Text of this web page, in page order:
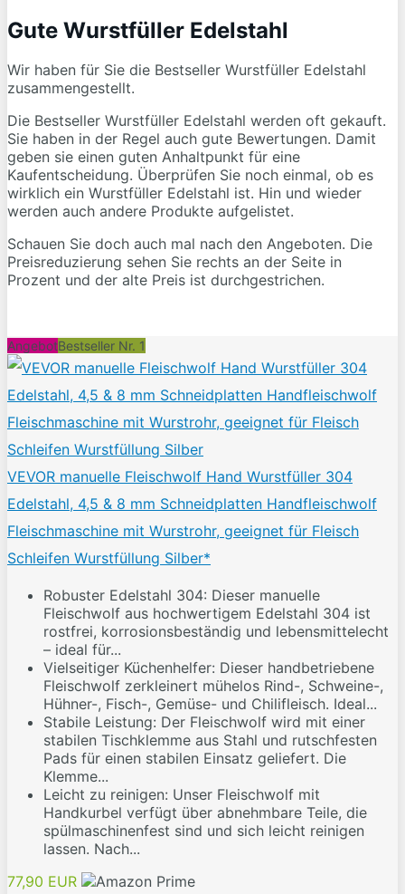
Gute Wurstfüller Edelstahl
Wir haben für Sie die Bestseller Wurstfüller Edelstahl
zusammengestellt.
Die Bestseller Wurstfüller Edelstahl werden oft gekauft.
Sie haben in der Regel auch gute Bewertungen. Damit
geben sie einen guten Anhaltpunkt für eine
Kaufentscheidung. Überprüfen Sie noch einmal, ob es
wirklich ein Wurstfüller Edelstahl ist. Hin und wieder
werden auch andere Produkte aufgelistet.
Schauen Sie doch auch mal nach den Angeboten. Die
Preisreduzierung sehen Sie rechts an der Seite in
Prozent und der alte Preis ist durchgestrichen.
AngebotBestseller Nr. 1
VEVOR manuelle Fleischwolf Hand Wurstfüller 304
Edelstahl, 4,5 & 8 mm Schneidplatten Handfleischwolf
Fleischmaschine mit Wurstrohr, geeignet für Fleisch
Schleifen Wurstfüllung Silber*
Robuster Edelstahl 304: Dieser manuelle
Fleischwolf aus hochwertigem Edelstahl 304 ist
rostfrei, korrosionsbeständig und lebensmittelecht
– ideal für...
Vielseitiger Küchenhelfer: Dieser handbetriebene
Fleischwolf zerkleinert mühelos Rind-, Schweine-,
Hühner-, Fisch-, Gemüse- und Chilifleisch. Ideal...
Stabile Leistung: Der Fleischwolf wird mit einer
stabilen Tischklemme aus Stahl und rutschfesten
Pads für einen stabilen Einsatz geliefert. Die
Klemme...
Leicht zu reinigen: Unser Fleischwolf mit
Handkurbel verfügt über abnehmbare Teile, die
spülmaschinenfest sind und sich leicht reinigen
lassen. Nach...
77,90 EUR